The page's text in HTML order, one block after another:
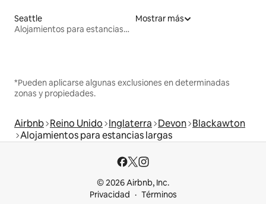
Seattle
Alojamientos para estancias largas
Mostrar más
*Pueden aplicarse algunas exclusiones en determinadas
zonas y propiedades.
Airbnb Reino Unido Inglaterra Devon Blackawton
Alojamientos para estancias largas
© 2026 Airbnb, Inc.
Privacidad
Términos